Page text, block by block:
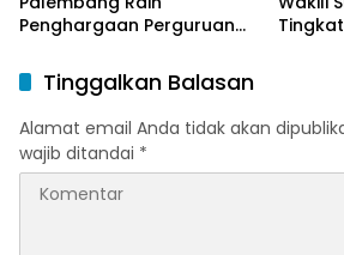
Penghargaan Perguruan
Peringkat Pratama
Tinggalkan Balasan
Alamat email Anda tidak akan
wajib ditandai *